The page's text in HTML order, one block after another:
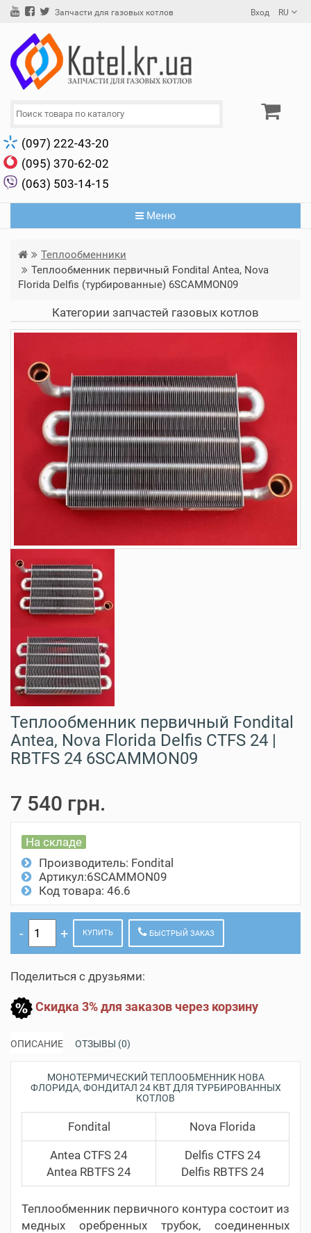
Запчасти для газовых котлов Вход RU
(097) 222-43-20
(095) 370-62-02
(063) 503-14-15
Меню
Теплообменники
Теплообменник первичный Fondital Antea, Nova
Florida Delfis (турбированные) 6SCAMMON09
Категории запчастей газовых котлов
Теплообменник первичный Fondital
Antea, Nova Florida Delfis CTFS 24 |
RBTFS 24 6SCAMMON09
7 540 грн.
На складе
Производитель: Fondital
Артикул:6SCAMMON09
Код товара: 46.6
КУПИТЬ БЫСТРЫЙ ЗАКАЗ
Поделиться с друзьями:
Скидка 3% для заказов через корзину
ОПИСАНИЕ ОТЗЫВЫ (0)
МОНОТЕРМИЧЕСКИЙ ТЕПЛООБМЕННИК НОВА
ФЛОРИДА, ФОНДИТАЛ 24 КВТ ДЛЯ ТУРБИРОВАННЫХ
КОТЛОВ
Fondital Nova Florida
Antea CTFS 24
Antea RBTFS 24
Delfis CTFS 24
Delfis RBTFS 24
Теплообменник первичного контура состоит из
медных оребренных трубок, соединенных